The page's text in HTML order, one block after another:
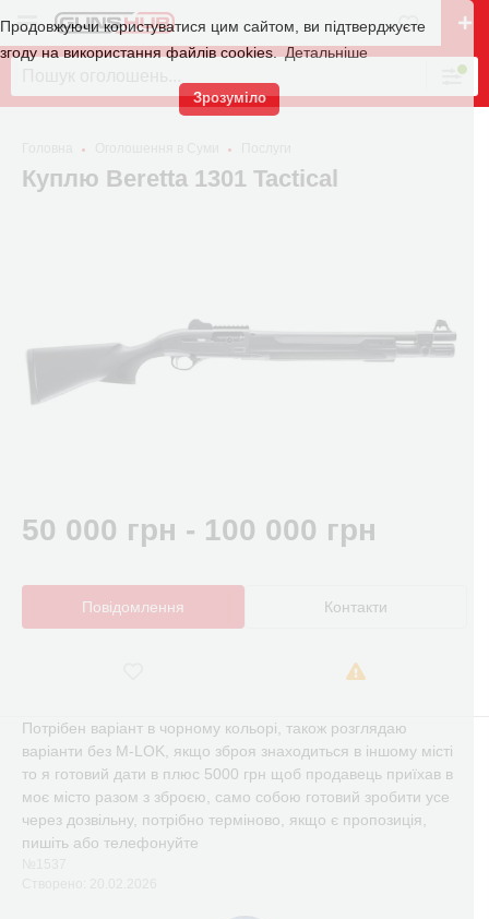
Продовжуючи користуватися цим сайтом, ви підтверджуєте
згоду на використання файлів cookies.
Детальніше
Зрозуміло
Куплю Beretta 1301 Tactical
50 000 грн - 100 000 грн
Повідомлення Контакти
Потрібен варіант в чорному кольорі, також розглядаю
варіанти без M-LOK, якщо зброя знаходиться в іншому місті
то я готовий дати в плюс 5000 грн щоб продавець приїхав в
моє місто разом з зброєю, само собою готовий зробити усе
через дозвільну, потрібно терміново, якщо є пропозиція,
пишіть або телефонуйте